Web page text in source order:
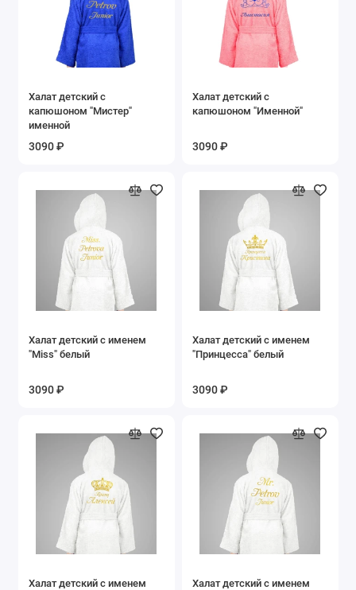
Халат детский с
капюшоном "Мистер"
именной
3090 ₽
Халат детский с
капюшоном "Именной"
3090 ₽
Халат детский с именем
"Miss" белый
3090 ₽
Халат детский с именем
"Принцесса" белый
3090 ₽
Халат детский с именем
Халат детский с именем